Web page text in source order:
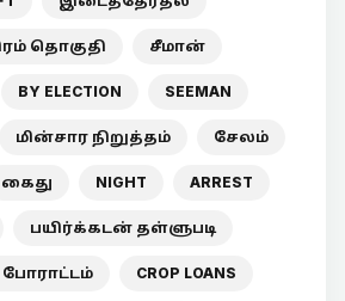
தொகுதி சீமான்
BY ELECTION SEEMAN
மின்சார நிறுத்தம் சேலம்
கைது NIGHT ARREST
பயிர்க்கடன் தள்ளுபடி
போராட்டம் CROP LOANS